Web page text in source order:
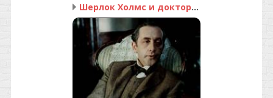
Шерлок Холмс и доктор В...